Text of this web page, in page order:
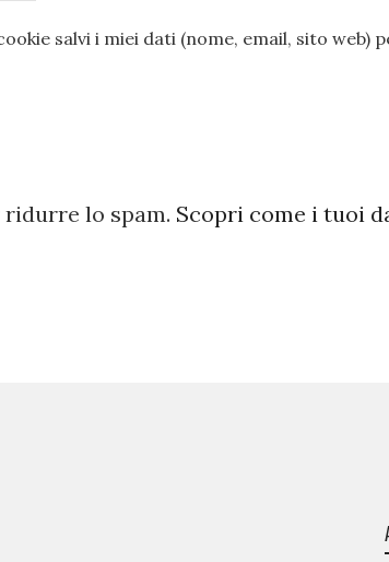
salvi i miei dati (nome, email, sito web)
lo spam. Scopri come i tuoi